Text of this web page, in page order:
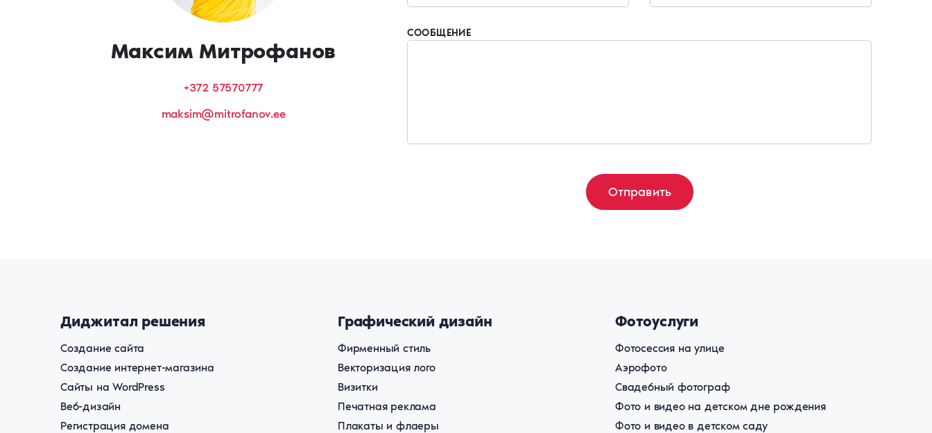
Максим Митрофанов
+372 57570777
maksim@mitrofanov.ee
СООБЩЕНИЕ
Диджитал решения
Создание сайта
Создание интернет-магазина
Сайты на WordPress
Веб-дизайн
Регистрация домена
Графический дизайн
Фирменный стиль
Векторизация лого
Визитки
Печатная реклама
Плакаты и флаеры
Фотоуслуги
Фотосессия на улице
Аэрофото
Свадебный фотограф
Фото и видео на детском дне рождения
Фото и видео в детском саду